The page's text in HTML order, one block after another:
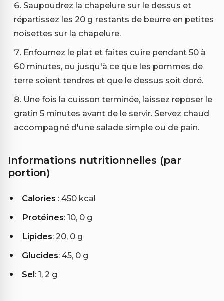
Saupoudrez la chapelure sur le dessus et
répartissez les 20 g restants de beurre en petites
noisettes sur la chapelure.
Enfournez le plat et faites cuire pendant 50 à
60 minutes, ou jusqu'à ce que les pommes de
terre soient tendres et que le dessus soit doré.
Une fois la cuisson terminée, laissez reposer le
gratin 5 minutes avant de le servir. Servez chaud
accompagné d'une salade simple ou de pain.
Informations nutritionnelles (par
portion)
Calories : 450 kcal
Protéines: 10, 0 g
Lipides: 20, 0 g
Glucides: 45, 0 g
Sel: 1, 2 g